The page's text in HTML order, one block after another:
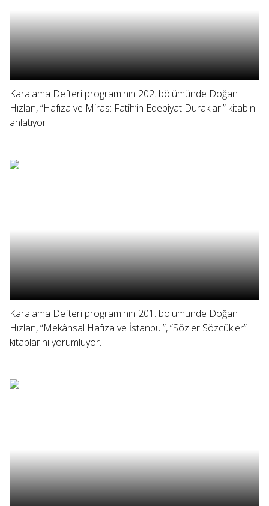
Karalama Defteri programının 202. bölümünde Doğan
Hızlan, “Hafıza ve Miras: Fatih’in Edebiyat Durakları” kitabını
anlatıyor.
Karalama Defteri programının 201. bölümünde Doğan
Hızlan, “Mekânsal Hafıza ve İstanbul”, “Sözler Sözcükler”
kitaplarını yorumluyor.